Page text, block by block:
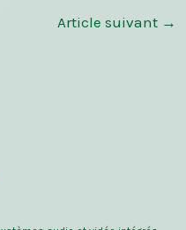
Article suivant →